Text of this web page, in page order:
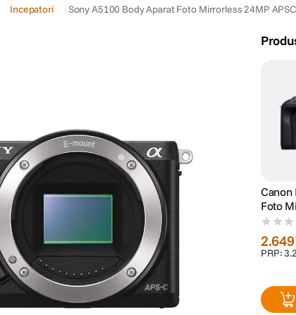
Incepatori Sony A5100 Body Aparat Foto Mirrorless 24MP
Canon
Foto
Kit cu
45mm
2.649
PRP:3.